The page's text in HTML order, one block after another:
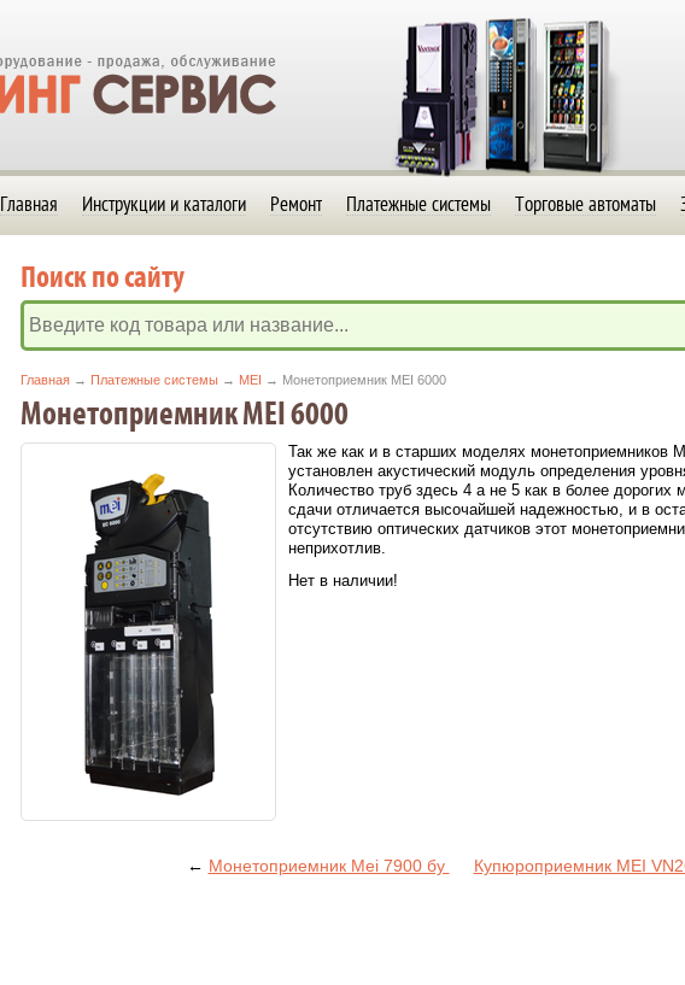
Главная Инструкции и каталоги Ремонт Платежные системы Торговые автоматы
Поиск по сайту
Главная → Платежные системы → MEI → Монетоприемник MEI 6000
Монетоприемник MEI 6000
Так же как и в старших моделях монетоприемников
установлен акустический модуль определения
Количество труб здесь 4 а не 5 как в более
сдачи отличается высочайшей надежностью, и в
отсутствию оптических датчиков этот
неприхотлив.
Нет в наличии!
← Монетоприемник Mei 7900 бу Купюроприемник MEI